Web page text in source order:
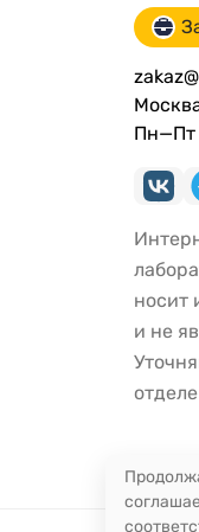
Пн—Пт
носит
и не